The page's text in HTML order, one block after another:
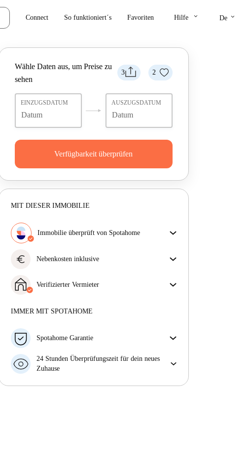
Connect So funktioniert´s Favoriten Hilfe keyboard_arrow_down De keyboard_arrow_down
3 2
Wähle Daten aus, um Preise zu
sehen
EINZUGSDATUM AUSZUGSDATUM
Verfügbarkeit überprüfen
MIT DIESER IMMOBILIE
Immobilie überprüft von Spotahome
sicherzustellen, dass du genau das bekommst, was du
Mehr über die Verifizierung
euro Nebenkosten inklusive
– Miete und Betriebskosten in einem für ein
unkompliziertes Mietverhältnis.
Verifizierter Vermieter
Mehr über diesen Vermieter
IMMER MIT SPOTAHOME
Spotahome Garantie
Falls der Vermieter deine Buchung kurzfristig
storniert, werden wir dir entweder A) ein Hotel
finden oder B) den gezahlten Betrag vollständig
24 Stunden Überprüfungszeit für dein neues
Zuhause